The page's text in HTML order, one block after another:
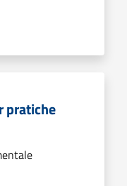
pratiche